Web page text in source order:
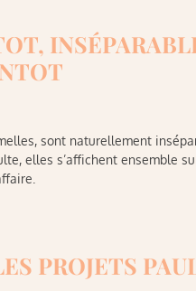
sont naturellement
elles s’affichent ensemble
PROJETS